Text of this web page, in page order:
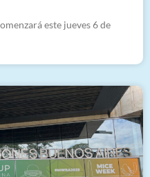
este jueves 6 de